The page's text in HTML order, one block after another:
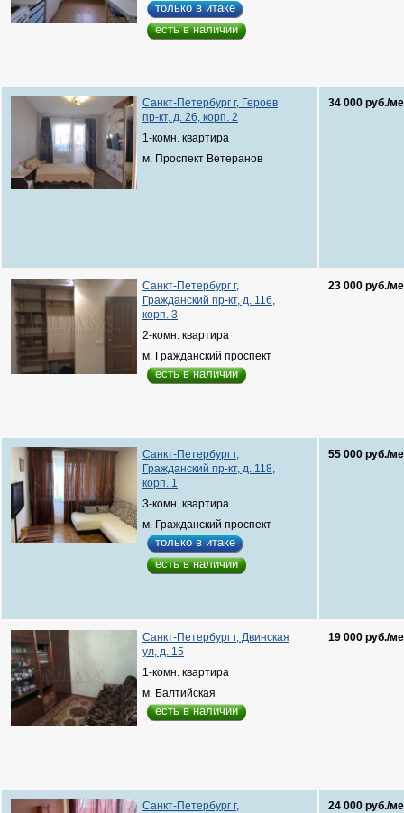
только в итаке
есть в наличии
Санкт-Петербург г, Героев
пр-кт, д. 26, корп. 2
1-комн. квартира
м. Проспект Ветеранов
34 000 руб./
Санкт-Петербург г,
Гражданский пр-кт, д. 116,
корп. 3
2-комн. квартира
м. Гражданский проспект
есть в наличии
23 000 руб./
Санкт-Петербург г,
Гражданский пр-кт, д. 118,
корп. 1
3-комн. квартира
м. Гражданский проспект
только в итаке
есть в наличии
55 000 руб./
Санкт-Петербург г, Двинская
ул, д. 15
1-комн. квартира
м. Балтийская
есть в наличии
19 000 руб./
Санкт-Петербург г,
24 000 руб./